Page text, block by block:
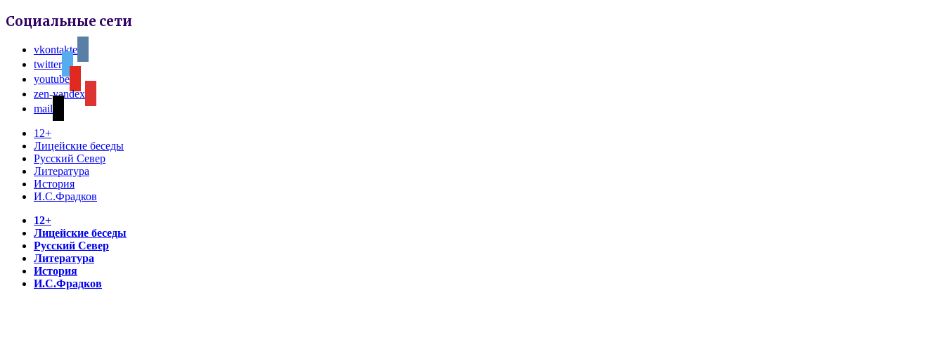
Социальные сети
vkontakte
twitter
youtube
zen-yandex
mail
12+
Лицейские беседы
Русский Север
Литература
История
И.С.Фрадков
12+
Лицейские беседы
Русский Север
Литература
История
И.С.Фрадков